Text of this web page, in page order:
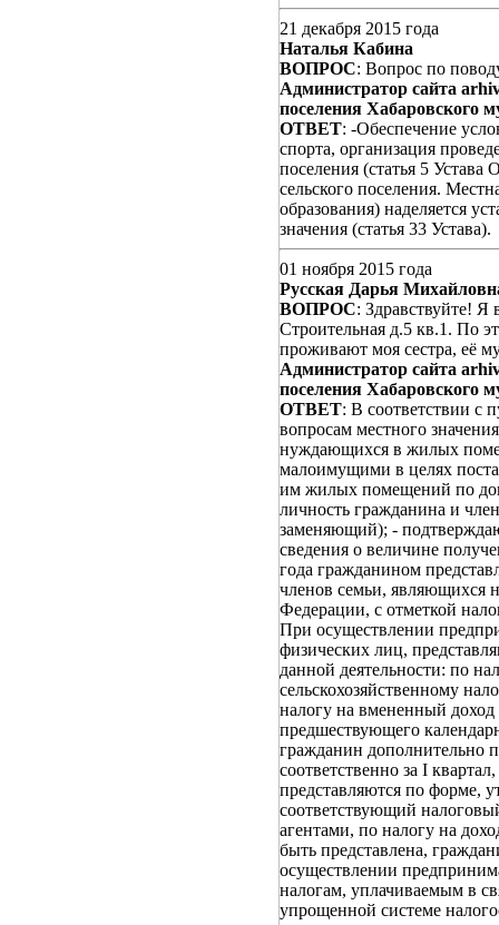
21 декабря 2015 года
Наталья Кабина
ВОПРОС: Вопрос по
Администратор сайта
поселения Хабаровского
ОТВЕТ: -Обеспечение
спорта, организация
поселения (статья 5 Устава
сельского поселения.
образования) наделяется
значения (статья 33 Устава).
01 ноября 2015 года
Русская Дарья
ВОПРОС: Здравствуйте!
Строительная д.5 кв.1. По
проживают моя сестра, её
Администратор сайта
поселения Хабаровского
ОТВЕТ: В соответствии с
вопросам местного
нуждающихся в жилых
малоимущими в целях
им жилых помещений по
личность гражданина и
заменяющий); -
сведения о величине
года гражданином
членов семьи, являющихся
Федерации, с отметкой
При осуществлении
физических лиц,
данной деятельности: по
сельскохозяйственному
налогу на вмененный доход
предшествующего
гражданин дополнительно
соответственно за I
представляются по форме,
соответствующий
агентами, по налогу на
быть представлена,
осуществлении
налогам, уплачиваемым в
упрощенной системе